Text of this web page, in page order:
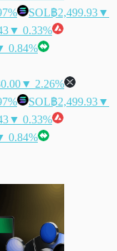
SOL฿2,499.93▼
▼ 0.33%
0.84%
▼ 2.26%
SOL฿2,499.93▼
▼ 0.33%
0.84%